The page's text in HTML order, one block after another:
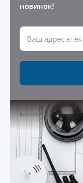
новинок!